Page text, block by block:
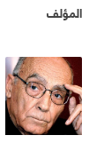
المؤلف